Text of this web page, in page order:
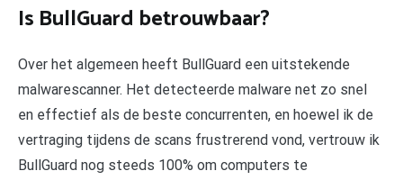
Is BullGuard betrouwbaar?
Over het algemeen heeft BullGuard een uitstekende
malwarescanner. Het detecteerde malware net zo snel
en effectief als de beste concurrenten, en hoewel ik de
vertraging tijdens de scans frustrerend vond, vertrouw ik
BullGuard nog steeds 100% om computers te